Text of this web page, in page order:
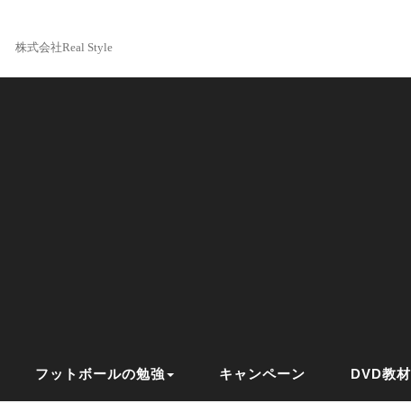
株式会社Real Style
フットボールの勉強 キャンペーン DVD教材